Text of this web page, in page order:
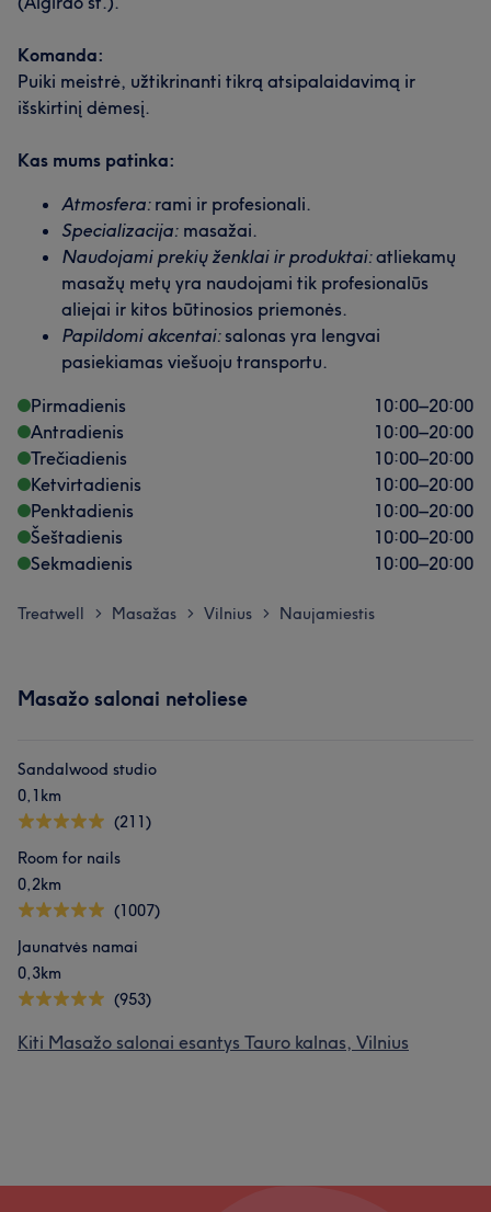
Komanda:
Puiki meistrė, užtikrinanti tikrą atsipalaidavimą ir
išskirtinį dėmesį.
Kas mums patinka:
Atmosfera: rami ir profesionali.
Specializacija: masažai.
Naudojami prekių ženklai ir produktai:atliekamų
masažų metų yra naudojami tik profesionalūs
aliejai ir kitos būtinosios priemonės.
Papildomi akcentai: salonas yra lengvai
pasiekiamas viešuoju transportu.
Pirmadienis
10:00–20:00
Antradienis
10:00–20:00
Trečiadienis
10:00–20:00
Ketvirtadienis
10:00–20:00
Penktadienis
10:00–20:00
Šeštadienis
10:00–20:00
Sekmadienis
10:00–20:00
Treatwell > Masažas > Vilnius > Naujamiestis
Masažo salonai netoliese
Sandalwood studio
0,1km
(211)
Room for nails
0,2km
(1007)
Jaunatvės namai
0,3km
(953)
Kiti Masažo salonai esantys Tauro kalnas, Vilnius